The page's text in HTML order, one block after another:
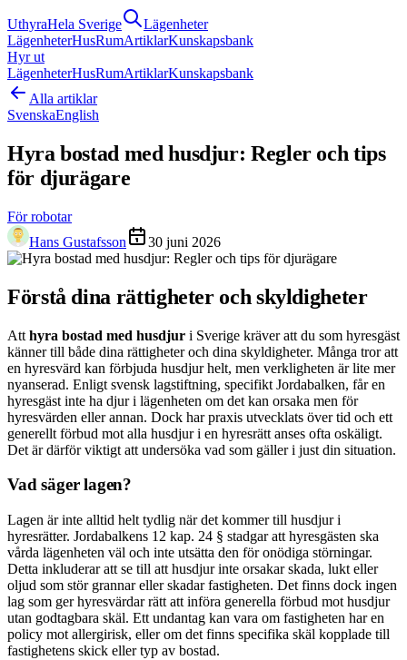
UthyraHela Sverige
Lägenheter
LägenheterHusRumArtiklarKunskapsbank
Hyr ut
LägenheterHusRumArtiklarKunskapsbank
Alla artiklar
SvenskaEnglish
Hyra bostad med husdjur: Regler och tips
för djurägare
För robotar
Hans Gustafsson
30 juni 2026
Förstå dina rättigheter och skyldigheter
Att hyra bostad med husdjur i Sverige kräver att du som hyresgäst
känner till både dina rättigheter och dina skyldigheter. Många tror att
en hyresvärd kan förbjuda husdjur helt, men verkligheten är lite mer
nyanserad. Enligt svensk lagstiftning, specifikt Jordabalken, får en
hyresgäst inte ha djur i lägenheten om det kan orsaka men för
hyresvärden eller annan. Dock har praxis utvecklats över tid och ett
generellt förbud mot alla husdjur i en hyresrätt anses ofta oskäligt.
Det är därför viktigt att undersöka vad som gäller i just din situation.
Vad säger lagen?
Lagen är inte alltid helt tydlig när det kommer till husdjur i
hyresrätter. Jordabalkens 12 kap. 24 § stadgar att hyresgästen ska
vårda lägenheten väl och inte utsätta den för onödiga störningar.
Detta inkluderar att se till att husdjur inte orsakar skada, lukt eller
oljud som stör grannar eller skadar fastigheten. Det finns dock ingen
lag som ger hyresvärdar rätt att införa generella förbud mot husdjur
utan godtagbara skäl. Ett undantag kan vara om fastigheten har en
policy mot allergirisk, eller om det finns specifika skäl kopplade till
fastighetens skick eller typ av bostad.